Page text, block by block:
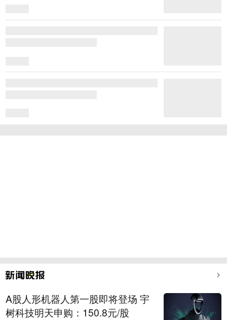
A股人形机器人第一股即将登场 宇
树科技明天申购：150.8元/股